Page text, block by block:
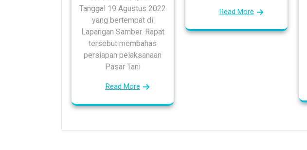
Tanggal 19 Agustus 2022
yang bertempat di
Lapangan Samber. Rapat
tersebut membahas
persiapan pelaksanaan
Pasar Tani
Read More
Read More